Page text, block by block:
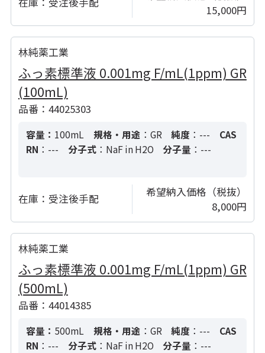
15,000円
林純薬工業
ふっ素標準液 0.001mg F/mL(1ppm) GR
(100mL)
品番：44025303
容量： 100mL 規格・用途 ：GR 純度 ：---
CAS
RN ：--- 分子式：NaF in H2O 分子量 ：---
在庫： 受注後手配
希望納入価格（税抜）
8,000円
林純薬工業
ふっ素標準液 0.001mg F/mL(1ppm) GR
(500mL)
品番：44014385
容量： 500mL 規格・用途 ：GR 純度 ：---
CAS
RN ：--- 分子式：NaF in H2O 分子量 ：---